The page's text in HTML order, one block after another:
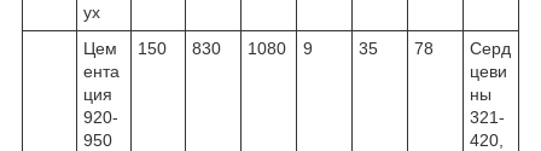
ух
Цем
ента
ция
920-
950
150 830 1080 9 35 78
Серд
цеви
ны
321-
420,